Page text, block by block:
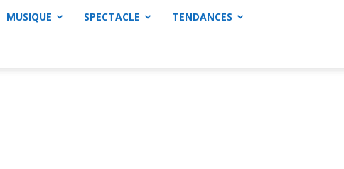
MUSIQUE SPECTACLE TENDANCES